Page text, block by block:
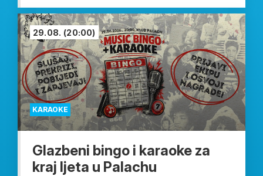
KARAOKE
29.08. (20:00)
Glazbeni bingo i karaoke za
kraj ljeta u Palachu